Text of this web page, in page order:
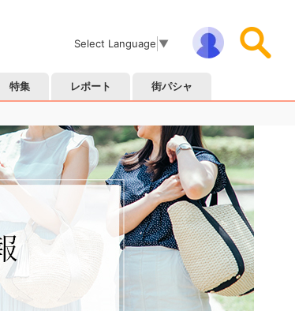
Select Language ▼
特集 レポート 街パシャ